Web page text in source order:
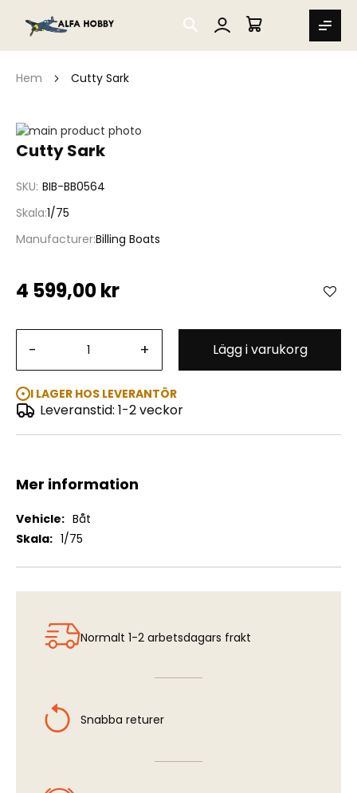
SEARCH
MIN VARUKORG
Hem Cutty Sark
Cutty Sark
SKU BIB-BB0564
Skala 1/75
ManufacturerBilling Boats
4 599,00 kr
- + Lägg i varukorg
I LAGER HOS LEVERANTÖR
Leveranstid: 1-2 veckor
Hoppa
till
bildgalleriet
Cutty Sark
Hoppa
av
bildgalleriet
Mer information
Mer
information
Båt
1/75
Normalt 1-2 arbetsdagars frakt
Snabba returer